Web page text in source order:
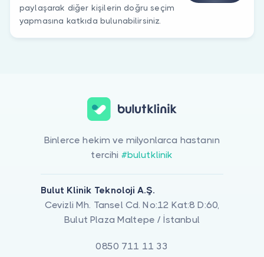
paylaşarak diğer kişilerin doğru seçim
yapmasına katkıda bulunabilirsiniz.
Binlerce hekim ve milyonlarca hastanın
tercihi #bulutklinik
Bulut Klinik Teknoloji A.Ş.
Cevizli Mh. Tansel Cd. No:12 Kat:8 D:60,
Bulut Plaza Maltepe / İstanbul
0850 711 11 33